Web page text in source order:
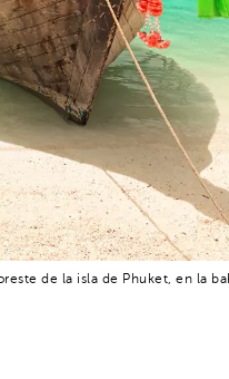
de la isla de Phuket, en la